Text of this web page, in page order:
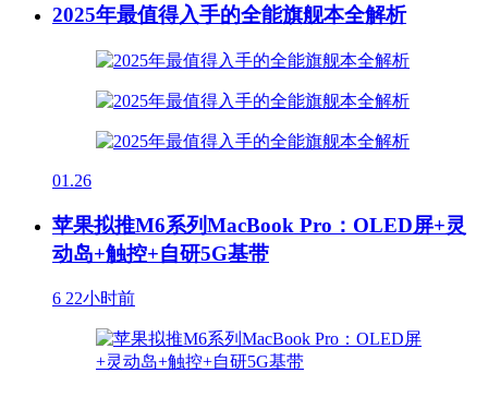
2025年最值得入手的全能旗舰本全解析
01.26
苹果拟推M6系列MacBook Pro：OLED屏+灵
动岛+触控+自研5G基带
6 22小时前